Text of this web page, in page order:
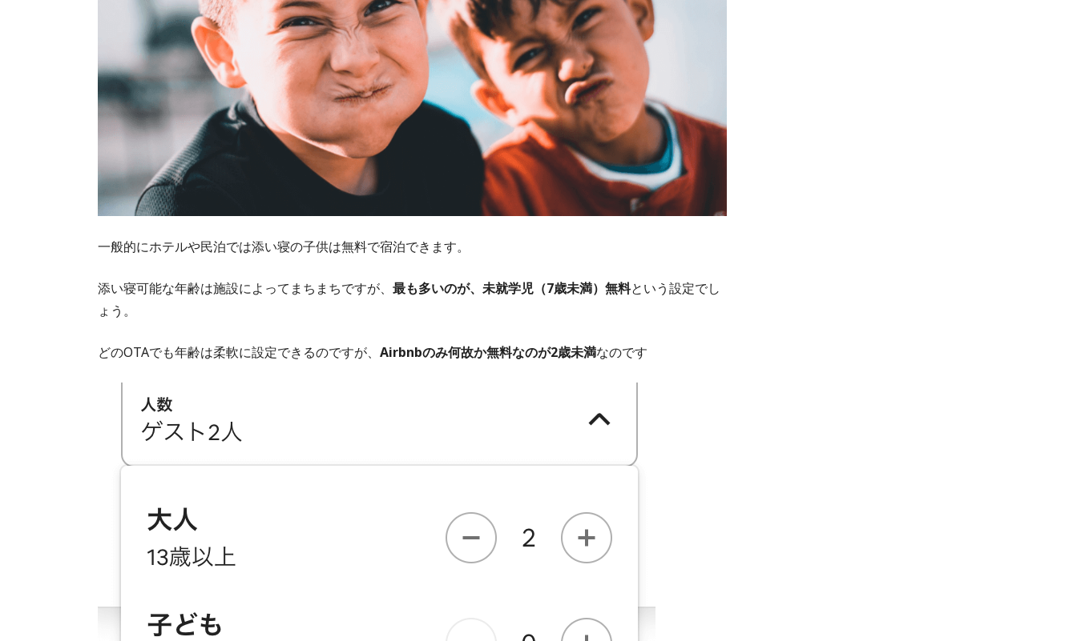
一般的にホテルや民泊では添い寝の子供は無料で宿泊できます。
添い寝可能な年齢は施設によってまちまちですが、 最も多いのが、未就学児（7歳未満）無料という設定でし
ょう。
どのOTAでも年齢は柔軟に設定できるのですが、 Airbnbのみ何故か無料なのが2歳未満なのです